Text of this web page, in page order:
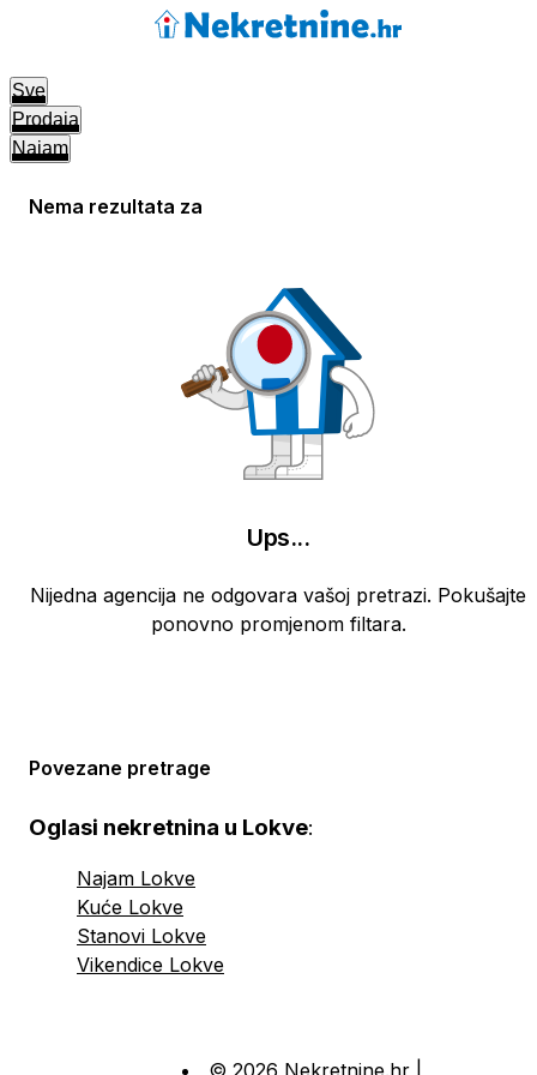
Sve
Prodaja
Najam
Nema rezultata za
Ups...
Nijedna agencija ne odgovara vašoj pretrazi. Pokušajte
ponovno promjenom filtara.
Povezane pretrage
Oglasi nekretnina u Lokve:
Najam Lokve
Kuće Lokve
Stanovi Lokve
Vikendice Lokve
© 2026 Nekretnine.hr |